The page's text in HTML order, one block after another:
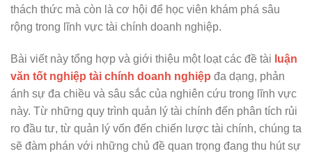
thách thức mà còn là cơ hội để học viên khám phá sâu
rộng trong lĩnh vực tài chính doanh nghiệp.
Bài viết này tổng hợp và giới thiệu một loạt các đề tài luận
văn tốt nghiệp tài chính doanh nghiệp đa dạng, phản
ánh sự đa chiều và sâu sắc của nghiên cứu trong lĩnh vực
này. Từ những quy trình quản lý tài chính đến phân tích rủi
ro đầu tư, từ quản lý vốn đến chiến lược tài chính, chúng ta
sẽ đàm phán với những chủ đề quan trọng đang thu hút sự